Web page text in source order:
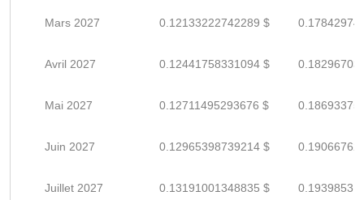
Mars 2027 0.12133222742289 $
Avril 2027 0.12441758331094 $
Mai 2027 0.12711495293676 $
Juin 2027 0.12965398739214 $
Juillet 2027 0.13191001348835 $